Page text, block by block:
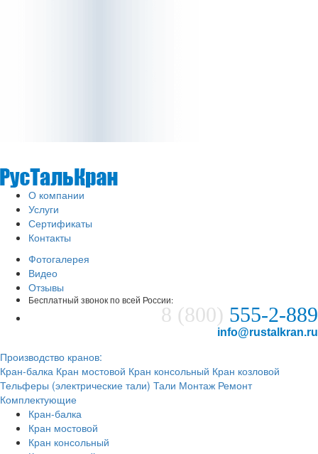
О компании
Услуги
Сертификаты
Контакты
Фотогалерея
Видео
Отзывы
Бесплатный звонок по всей России:
8 (800) 555-2-889
info@rustalkran.ru
Производство кранов:
Кран-балка Кран мостовой Кран консольный Кран козловой
Тельферы (электрические тали) Тали Монтаж Ремонт
Комплектующие
Кран-балка
Кран мостовой
Кран консольный